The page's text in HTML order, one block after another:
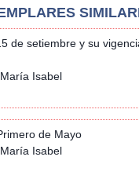
de setiembre y su
Isabel
de Mayo
Isabel